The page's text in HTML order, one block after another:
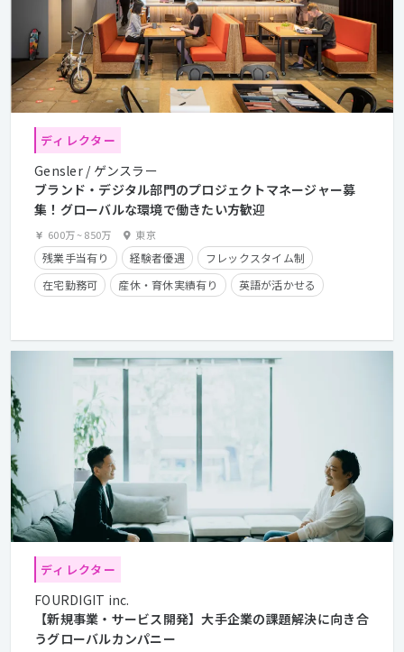
ディレクター
Gensler / ゲンスラー
ブランド・デジタル部門のプロジェクトマネージャー募
集！グローバルな環境で働きたい方歓迎
600万~850万 東京
残業手当有り 経験者優遇
フレックスタイム制
在宅勤務可
産休・育休実績有り
英語が活かせる
ディレクター
FOURDIGIT inc.
【新規事業・サービス開発】大手企業の課題解決に向き合
うグローバルカンパニー